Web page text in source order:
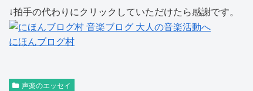
↓拍手の代わりにクリックしていただけたら感謝です。
にほんブログ村
声楽のエッセイ